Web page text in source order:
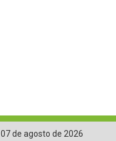
07 de agosto de 2026